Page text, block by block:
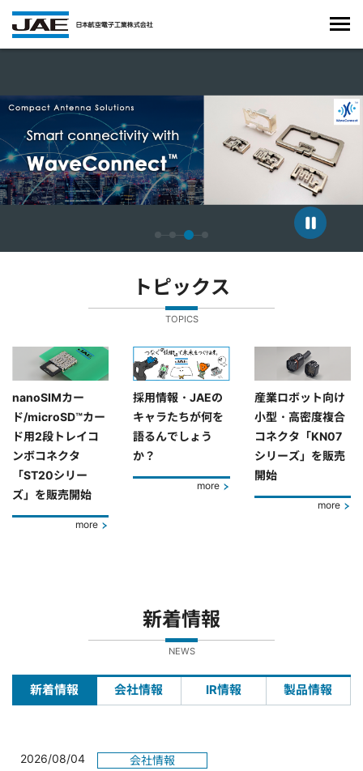
トピックス
TOPICS
nanoSIMカー
ド/microSD™カー
ド用2段トレイコ
ンボコネクタ
「ST20シリー
ズ」を販売開始
more
採用情報・JAEの
キャラたちが何を
語るんでしょう
か？
more
産業ロボット向け
小型・高密度複合
コネクタ「KN07
シリーズ」を販売
開始
more
新着情報
NEWS
新着情報 会社情報 IR情報 製品情報
2026/08/04
会社情報